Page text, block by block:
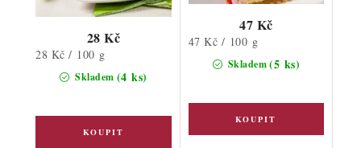
Skladem (4 ks)
28 Kč
Měrná
28 Kč / 100 g
Skladem(5 ks)
47 Kč
Měrná
47 Kč / 100 g